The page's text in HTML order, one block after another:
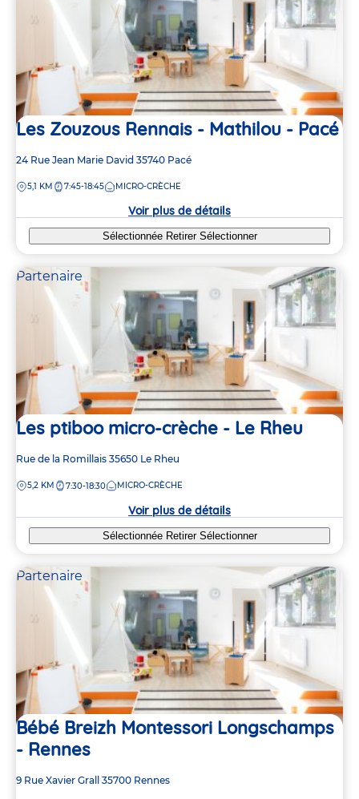
Les Zouzous Rennais - Mathilou - Pacé
Adresse
la
24 Rue Jean Marie David 35740 Pacé
DISTANCE
5,1 KM 7:45-18:45 MICRO-CRÈCHE
Voir plus de détails
Sélectionnée Retirer Sélectionner
Partenaire
Les ptiboo micro-crèche - Le Rheu
Adresse
la
Rue de la Romillais 35650 Le Rheu
DISTANCE
5,2 KM 7:30-18:30 MICRO-CRÈCHE
Voir plus de détails
Sélectionnée Retirer Sélectionner
Partenaire
Bébé Breizh Montessori Longschamps
- Rennes
Adresse
9 Rue Xavier Grall 35700 Rennes